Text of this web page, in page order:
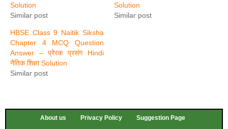
Solution
Similar post
Solution
Similar post
HBSE Class 9 Naitik Siksha
Chapter 4 MCQ Question
Answer – प्रेरक प्रसंग Hindi
नैतिक शिक्षा Solution
Similar post
About us Privacy Policy Suggestion Page